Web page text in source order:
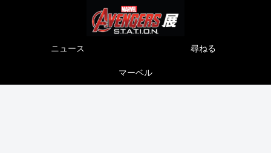
ニュース 尋ねる
マーベル